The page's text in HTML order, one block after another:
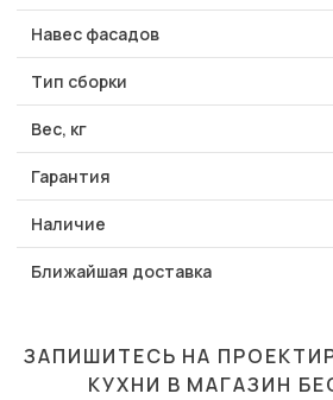
Навес фасадов
Тип сборки
Вес, кг
Гарантия
Наличие
Ближайшая доставка
ЗАПИШИТЕСЬ НА
КУХНИ В МАГАЗИН